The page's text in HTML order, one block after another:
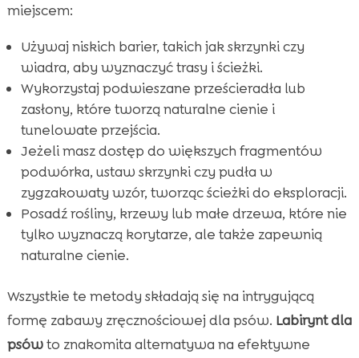
miejscem:
Używaj niskich barier, takich jak skrzynki czy
wiadra, aby wyznaczyć trasy i ścieżki.
Wykorzystaj podwieszane prześcieradła lub
zasłony, które tworzą naturalne cienie i
tunelowate przejścia.
Jeżeli masz dostęp do większych fragmentów
podwórka, ustaw skrzynki czy pudła w
zygzakowaty wzór, tworząc ścieżki do eksploracji.
Posadź rośliny, krzewy lub małe drzewa, które nie
tylko wyznaczą korytarze, ale także zapewnią
naturalne cienie.
Wszystkie te metody składają się na intrygującą
formę zabawy zręcznościowej dla psów. Labirynt dla
psówto znakomita alternatywa na efektywne